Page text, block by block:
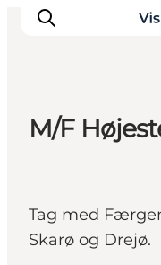
Oplevelser
Overnatning
Planlæg ferien
M/F
Tag med
Skarø og Drejø.